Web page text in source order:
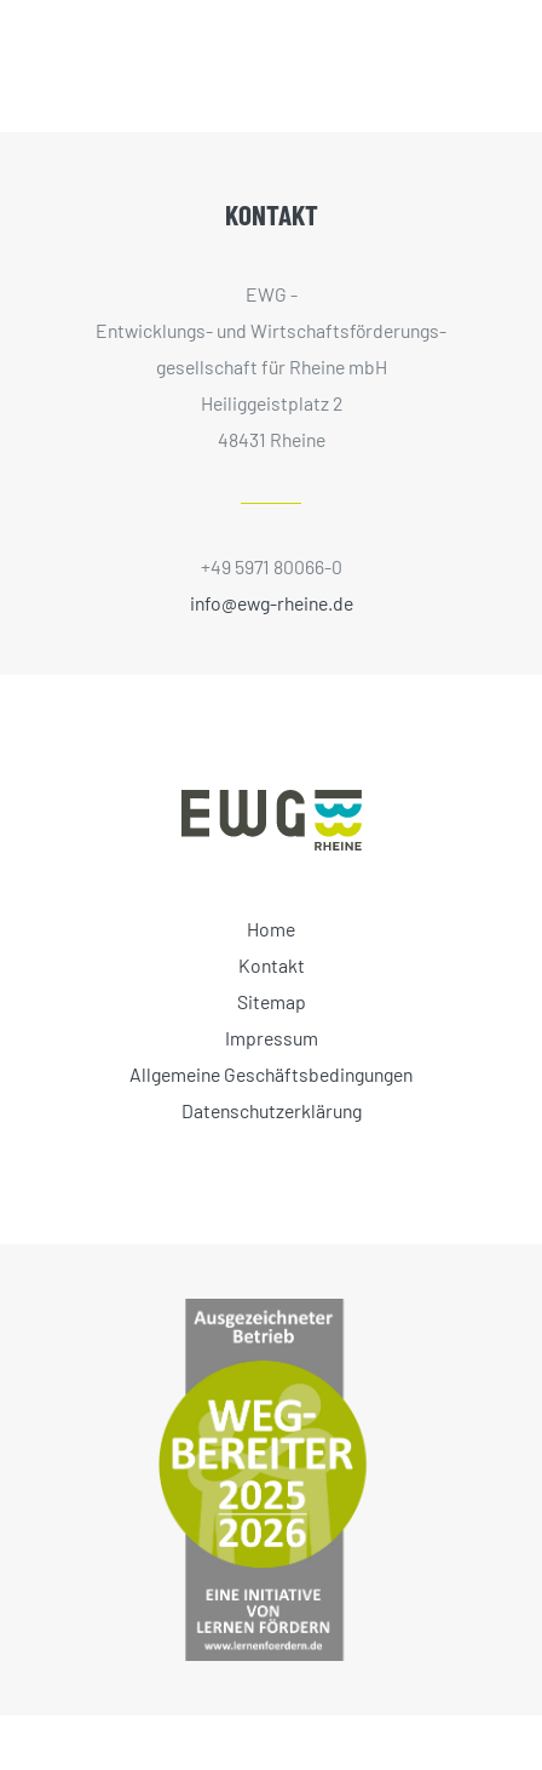
KONTAKT
EWG -
Entwicklungs- und Wirtschaftsförderungs­
gesellschaft für Rheine mbH
Heiliggeistplatz 2
48431 Rheine
+49 5971 80066-0
info@ewg-rheine.de
Home
Kontakt
Sitemap
Impressum
Allgemeine Geschäftsbedingungen
Datenschutzerklärung